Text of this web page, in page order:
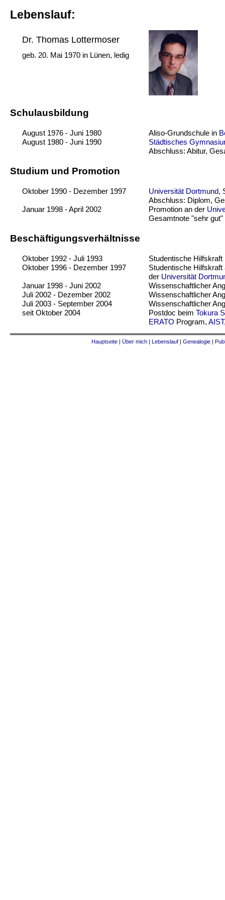
Lebenslauf:
Dr. Thomas Lottermoser
geb. 20. Mai 1970 in Lünen, ledig
Schulausbildung
August 1976 - Juni 1980 Aliso-Grundschule in
August 1980 - Juni 1990
Städtisches
Abschluss: Abitur,
Studium und Promotion
Oktober 1990 - Dezember 1997 Universität Dortmund,
Abschluss: Diplom,
Januar 1998 - April 2002
Promotion an der
Gesamtnote "sehr gut"
Beschäftigungsverhältnisse
Oktober 1992 - Juli 1993 Studentische Hilfskraft
Oktober 1996 - Dezember 1997
Studentische
der Universität
Januar 1998 - Juni 2002
Wissenschaftlicher
Juli 2002 - Dezember 2002
Wissenschaftlicher
Juli 2003 - September 2004
Wissenschaftlicher
seit Oktober 2004
Postdoc beim Tokura
ERATO Program, AIST
Hauptseite | Über mich | Lebenslauf | Genealogie |